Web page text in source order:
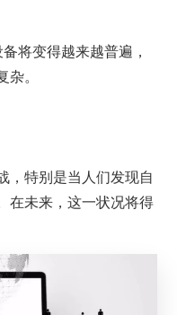
将变得越来越普遍，
。
，特别是当人们发现自
在未来，这一状况将得